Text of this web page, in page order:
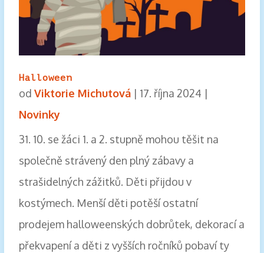
Halloween
od Viktorie Michutová| 17. října 2024 |
Novinky
31. 10. se žáci 1. a 2. stupně mohou těšit na
společně strávený den plný zábavy a
strašidelných zážitků. Děti přijdou v
kostýmech. Menší děti potěší ostatní
prodejem halloweenských dobrůtek, dekorací a
překvapení a děti z vyšších ročníků pobaví ty